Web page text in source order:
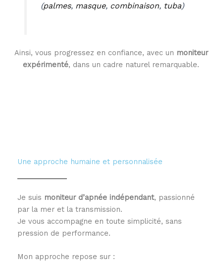
(palmes, masque, combinaison, tuba)
Ainsi, vous progressez en confiance, avec un moniteur
expérimenté, dans un cadre naturel remarquable.
Une approche humaine et personnalisée
Je suis moniteur d’apnée indépendant, passionné
par la mer et la transmission.
Je vous accompagne en toute simplicité, sans
pression de performance.
Mon approche repose sur :